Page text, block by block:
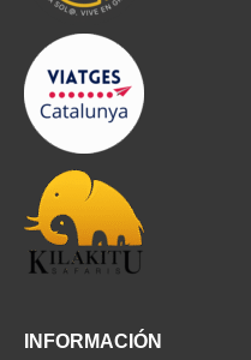
INFORMACIÓN